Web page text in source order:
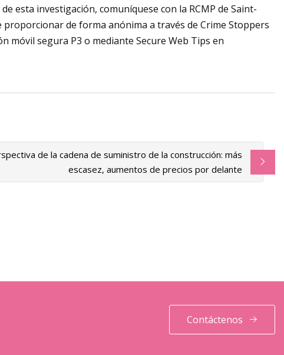
esta investigación, comuníquese con la RCMP de Saint-
de forma anónima a través de Crime Stoppers
móvil segura P3 o mediante Secure Web Tips en
de la cadena de suministro de la construcción: más
escasez, aumentos de precios por delante
Contáctenos